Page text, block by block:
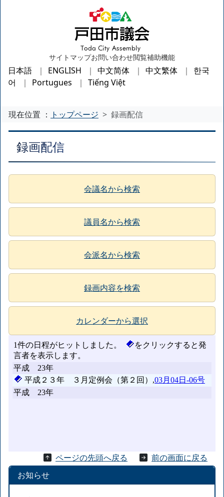
サイトマップお問い合わせ閲覧補助機能
日本語 ENGLISH 中文简体 中文繁体
한국
어
Portugues Tiếng Việt
現在位置 ： トップページ 録画配信
録画配信
会議名から検索
議員名から検索
会派名から検索
録画内容を検索
カレンダーから選択
ページの先頭へ戻る
前の画面に戻る
お知らせ